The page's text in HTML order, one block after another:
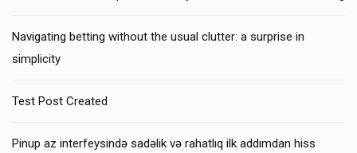
Navigating betting without the usual clutter: a surprise in
simplicity
Test Post Created
Pinup az interfeysində sadəlik və rahatlıq ilk addımdan hiss